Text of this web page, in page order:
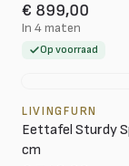
€ 899,00
In 4 maten
Op voorraad
LIVINGFURN
Eettafel Sturdy
cm